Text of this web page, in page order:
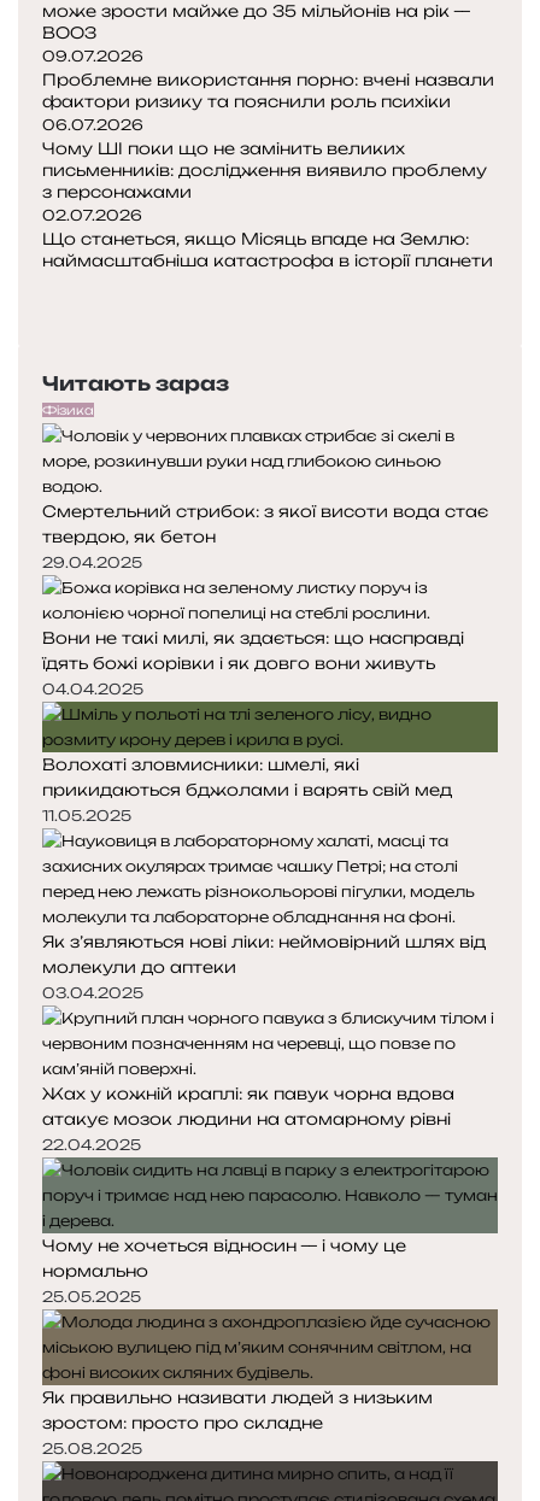
т
ь
і
з
а
р
я
д
ж
а
й
т
е
л
е
ф
о
н
може зрости майже до 35 мільйонів на рік —
ВООЗ
09.07.2026
Проблемне використання порно: вчені назвали
фактори ризику та пояснили роль психіки
06.07.2026
Чому ШІ поки що не замінить великих
письменників: дослідження виявило проблему
з персонажами
02.07.2026
Що станеться, якщо Місяць впаде на Землю:
наймасштабніша катастрофа в історії планети
р
е
д
н
я
с
т
о
р
і
н
к
а
т
у
п
н
а
с
т
о
р
і
н
к
а
Читають зараз
Фізика
Смертельний стрибок: з якої висоти вода стає
твердою, як бетон
29.04.2025
Вони не такі милі, як здається: що насправді
їдять божі корівки і як довго вони живуть
04.04.2025
Волохаті зловмисники: шмелі, які
прикидаються бджолами і варять свій мед
11.05.2025
Як з’являються нові ліки: неймовірний шлях від
молекули до аптеки
03.04.2025
Жах у кожній краплі: як павук чорна вдова
атакує мозок людини на атомарному рівні
22.04.2025
Чому не хочеться відносин — і чому це
нормально
25.05.2025
Як правильно називати людей з низьким
зростом: просто про складне
25.08.2025